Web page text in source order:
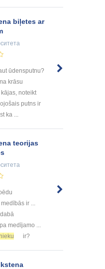
biļetes ar
ūdensputnu?
krāsu
noteikt
putns ir
ka ...
teorijas
ir ...
medījamo ...
ir?